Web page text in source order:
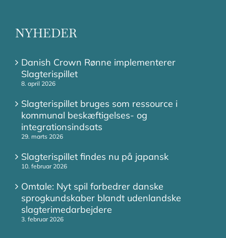
NYHEDER
Danish Crown Rønne implementerer
Slagterispillet
8. april 2026
Slagterispillet bruges som ressource i
kommunal beskæftigelses- og
integrationsindsats
29. marts 2026
Slagterispillet findes nu på japansk
10. februar 2026
Omtale: Nyt spil forbedrer danske
sprogkundskaber blandt udenlandske
slagterimedarbejdere
3. februar 2026